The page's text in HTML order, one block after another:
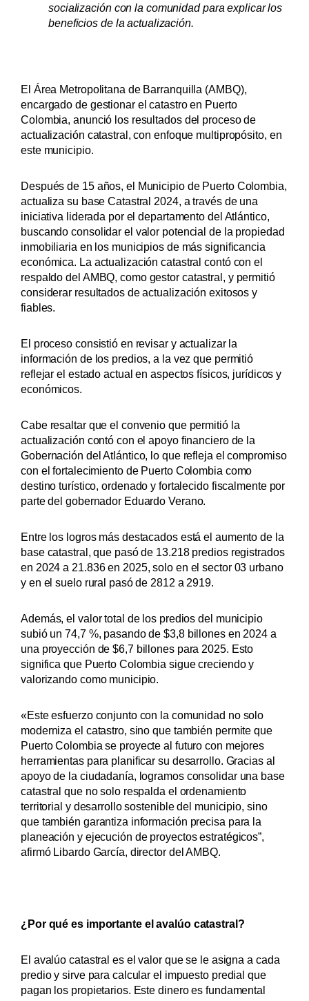
socialización con la comunidad para explicar los
beneficios de la actualización.
El Área Metropolitana de Barranquilla (AMBQ),
encargado de gestionar el catastro en Puerto
Colombia, anunció los resultados del proceso de
actualización catastral, con enfoque multipropósito, en
este municipio.
Después de 15 años, el Municipio de Puerto Colombia,
actualiza su base Catastral 2024, a través de una
iniciativa liderada por el departamento del Atlántico,
buscando consolidar el valor potencial de la propiedad
inmobiliaria en los municipios de más significancia
económica. La actualización catastral contó con el
respaldo del AMBQ, como gestor catastral, y permitió
considerar resultados de actualización exitosos y
fiables.
El proceso consistió en revisar y actualizar la
información de los predios, a la vez que permitió
reflejar el estado actual en aspectos físicos, jurídicos y
económicos.
Cabe resaltar que el convenio que permitió la
actualización contó con el apoyo financiero de la
Gobernación del Atlántico, lo que refleja el compromiso
con el fortalecimiento de Puerto Colombia como
destino turístico, ordenado y fortalecido fiscalmente por
parte del gobernador Eduardo Verano.
Entre los logros más destacados está el aumento de la
base catastral, que pasó de 13.218 predios registrados
en 2024 a 21.836 en 2025, solo en el sector 03 urbano
y en el suelo rural pasó de 2812 a 2919.
Además, el valor total de los predios del municipio
subió un 74,7 %, pasando de $3,8 billones en 2024 a
una proyección de $6,7 billones para 2025. Esto
significa que Puerto Colombia sigue creciendo y
valorizando como municipio.
«Este esfuerzo conjunto con la comunidad no solo
moderniza el catastro, sino que también permite que
Puerto Colombia se proyecte al futuro con mejores
herramientas para planificar su desarrollo. Gracias al
apoyo de la ciudadanía, logramos consolidar una base
catastral que no solo respalda el ordenamiento
territorial y desarrollo sostenible del municipio, sino
que también garantiza información precisa para la
planeación y ejecución de proyectos estratégicos”,
afirmó Libardo García, director del AMBQ.
¿Por qué es importante el avalúo catastral?
El avalúo catastral es el valor que se le asigna a cada
predio y sirve para calcular el impuesto predial que
pagan los propietarios. Este dinero es fundamental